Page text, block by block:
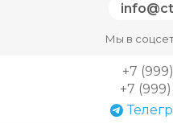
Мы в
+7
+7